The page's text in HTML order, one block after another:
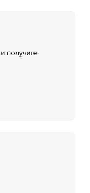
получите